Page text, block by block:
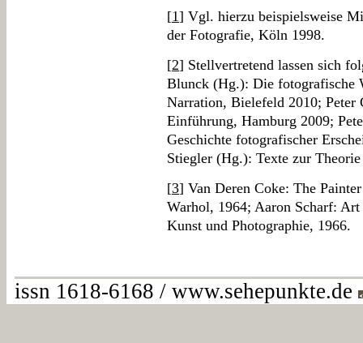
[1] Vgl. hierzu beispielsweise
der Fotografie, Köln 1998.
[2] Stellvertretend lassen sich
Blunck (Hg.): Die fotografische
Narration, Bielefeld 2010; Peter
Einführung, Hamburg 2009;
Geschichte fotografischer
Stiegler (Hg.): Texte zur
[3] Van Deren Coke: The
Warhol, 1964; Aaron Scharf:
Kunst und Photographie, 1966.
issn 1618-6168 / www.sehepunkte.de